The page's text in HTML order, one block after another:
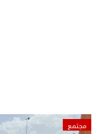
مجتمع